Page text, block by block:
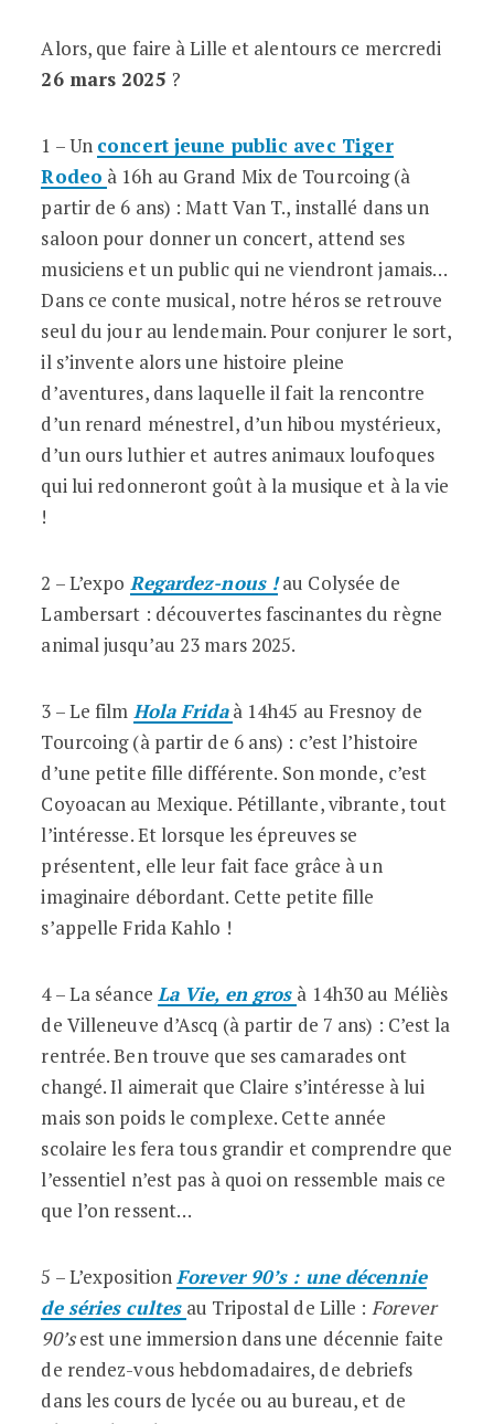
Alors, que faire à Lille et alentours ce mercredi
26 mars 2025 ?
1 – Un concert jeune public avec Tiger
Rodeo à 16h au Grand Mix de Tourcoing (à
partir de 6 ans) : Matt Van T., installé dans un
saloon pour donner un concert, attend ses
musiciens et un public qui ne viendront jamais…
Dans ce conte musical, notre héros se retrouve
seul du jour au lendemain. Pour conjurer le sort,
il s’invente alors une histoire pleine
d’aventures, dans laquelle il fait la rencontre
d’un renard ménestrel, d’un hibou mystérieux,
d’un ours luthier et autres animaux loufoques
qui lui redonneront goût à la musique et à la vie
!
2 – L’expo Regardez-nous !au Colysée de
Lambersart : découvertes fascinantes du règne
animal jusqu’au 23 mars 2025.
3 – Le film Hola Frida à 14h45 au Fresnoy de
Tourcoing (à partir de 6 ans) : c’est l’histoire
d’une petite fille différente. Son monde, c’est
Coyoacan au Mexique. Pétillante, vibrante, tout
l’intéresse. Et lorsque les épreuves se
présentent, elle leur fait face grâce à un
imaginaire débordant. Cette petite fille
s’appelle Frida Kahlo !
4 – La séance La Vie, en gros à 14h30 au Méliès
de Villeneuve d’Ascq (à partir de 7 ans) : C’est la
rentrée. Ben trouve que ses camarades ont
changé. Il aimerait que Claire s’intéresse à lui
mais son poids le complexe. Cette année
scolaire les fera tous grandir et comprendre que
l’essentiel n’est pas à quoi on ressemble mais ce
que l’on ressent…
5 – L’expositionForever 90’s : une décennie
de séries cultes au Tripostal de Lille : Forever
90’sest une immersion dans une décennie faite
de rendez-vous hebdomadaires, de debriefs
dans les cours de lycée ou au bureau, et de